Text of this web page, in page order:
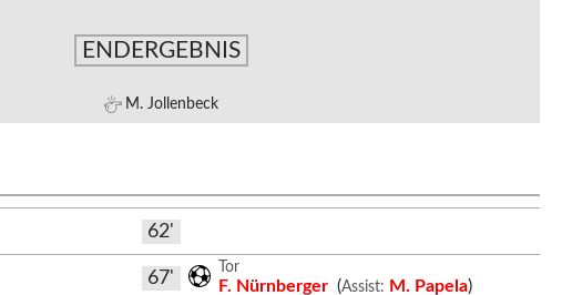
ENDERGEBNIS
M. Jollenbeck
62'
67'
Tor
F. Nürnberger (Assist: M. Papela)